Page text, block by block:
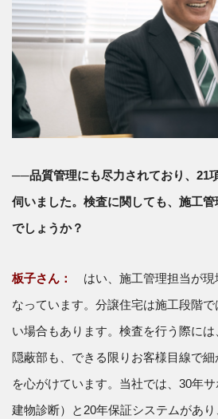
──品質管理にも尽力されており、21
伺いました。検査に関しても、施工
でしょうか？
板子さん：
はい、施工管理担当が現
なっています。分譲住宅は施工段階
い場合もあります。検査を行う際に
隠蔽部も、できる限りお客様目線で
を心がけています。当社では、30年
建物診断）と20年保証システムがあ